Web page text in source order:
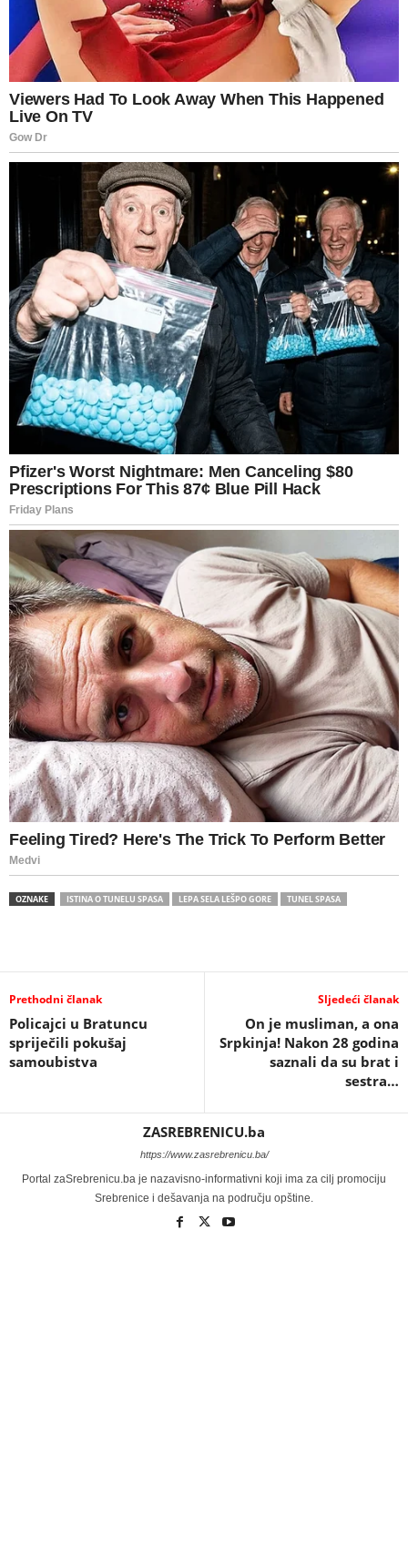
OZNAKE ISTINA O TUNELU SPASA LEPA SELA LEŠPO GORE TUNEL SPASA
Prethodni članak
Policajci u Bratuncu
spriječili pokušaj
samoubistva
Sljedeći članak
On je musliman, a ona
Srpkinja! Nakon 28 godina
saznali da su brat i
sestra…
ZASREBRENICU.ba
https://www.zasrebrenicu.ba/
Portal zaSrebrenicu.ba je nazavisno-informativni koji ima za cilj promociju
Srebrenice i dešavanja na području opštine.